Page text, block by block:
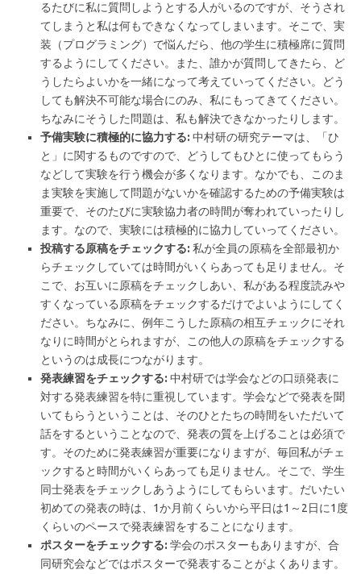
るたびに私に質問しようとする人がいるのですが、そうされ
てしまうと私は何もできなくなってしまいます。そこで、実
装（プログラミング）で悩んだら、他の学生に積極席に質問
するようにしてください。また、誰かが質問してきたら、ど
うしたらよいかを一緒になって考えていってください。どう
しても解決不可能な場合にのみ、私にもってきてください。
ちなみにそうした問題は、私も解決できなかったりします。
予備実験に積極的に協力する: 中村研の研究テーマは、「ひ
と」に関するものですので、どうしてもひとに使ってもらう
などして実験を行う機会が多くなります。なかでも、このま
ま実験を実施して問題がないかを確認するための予備実験は
重要で、そのたびに実験協力者の時間が奪われていったりし
ます。なので、実験には積極的に協力していってください。
投稿する原稿をチェックする: 私が全員の原稿を全部最初か
らチェックしていては時間がいくらあっても足りません。そ
こで、お互いに原稿をチェックしあい、私がある程度読みや
すくなっている原稿をチェックするだけでよいようにしてく
ださい。ちなみに、例年こうした原稿の相互チェックにそれ
なりに時間がとられますが、この他人の原稿をチェックする
というのは成長につながります。
発表練習をチェックする: 中村研では学会などの口頭発表に
対する発表練習を特に重視しています。学会などで発表を聞
いてもらうということは、そのひとたちの時間をいただいて
話をするということなので、発表の質を上げることは必須で
す。そのために発表練習が重要になりますが、毎回私がチェ
ックすると時間がいくらあっても足りません。そこで、学生
同士発表をチェックしあうようにしてもらいます。だいたい
初めての発表の時は、1か月前くらいから平日は1～2日に1度
くらいのペースで発表練習をすることになります。
ポスターをチェックする: 学会のポスターもありますが、合
同研究会などではポスターで発表することがよくあります。